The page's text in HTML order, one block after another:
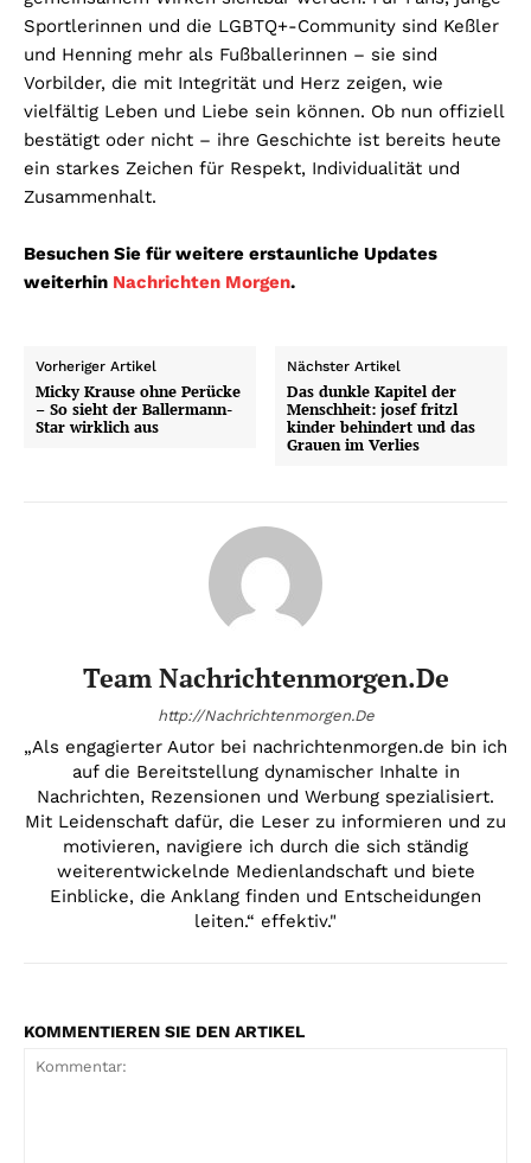
Sportlerinnen und die LGBTQ+-Community sind Keßler
und Henning mehr als Fußballerinnen – sie sind
Vorbilder, die mit Integrität und Herz zeigen, wie
vielfältig Leben und Liebe sein können. Ob nun offiziell
bestätigt oder nicht – ihre Geschichte ist bereits heute
ein starkes Zeichen für Respekt, Individualität und
Zusammenhalt.
Besuchen Sie für weitere erstaunliche Updates
weiterhin Nachrichten Morgen.
Vorheriger Artikel
Micky Krause ohne Perücke
– So sieht der Ballermann-
Star wirklich aus
Nächster Artikel
Das dunkle Kapitel der
Menschheit: josef fritzl
kinder behindert und das
Grauen im Verlies
Team Nachrichtenmorgen.de
http://Nachrichtenmorgen.De
„Als engagierter Autor bei nachrichtenmorgen.de bin ich
auf die Bereitstellung dynamischer Inhalte in
Nachrichten, Rezensionen und Werbung spezialisiert.
Mit Leidenschaft dafür, die Leser zu informieren und zu
motivieren, navigiere ich durch die sich ständig
weiterentwickelnde Medienlandschaft und biete
Einblicke, die Anklang finden und Entscheidungen
leiten.“ effektiv."
KOMMENTIEREN SIE DEN ARTIKEL